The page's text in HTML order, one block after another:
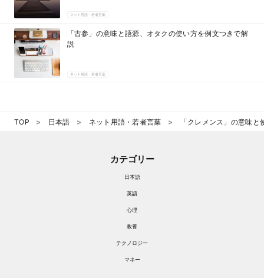
ネット用語・若者言葉
「古参」の意味と語源、オタクの使い方を例文つきで解
説
ネット用語・若者言葉
TOP 日本語 ネット用語・若者言葉 「クレメンス」の意味
カテゴリー
日本語
英語
心理
教養
テクノロジー
マネー